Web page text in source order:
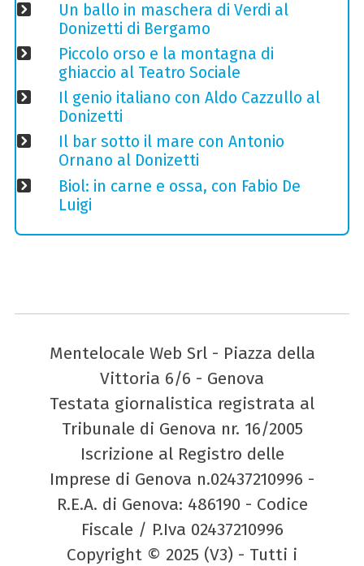
Un ballo in maschera di Verdi al
Donizetti di Bergamo
Piccolo orso e la montagna di
ghiaccio al Teatro Sociale
Il genio italiano con Aldo Cazzullo al
Donizetti
Il bar sotto il mare con Antonio
Ornano al Donizetti
Biol: in carne e ossa, con Fabio De
Luigi
Mentelocale Web Srl - Piazza della
Vittoria 6/6 - Genova
Testata giornalistica registrata al
Tribunale di Genova nr. 16/2005
Iscrizione al Registro delle
Imprese di Genova n.02437210996 -
R.E.A. di Genova: 486190 - Codice
Fiscale / P.Iva 02437210996
Copyright © 2025 (V3) - Tutti i